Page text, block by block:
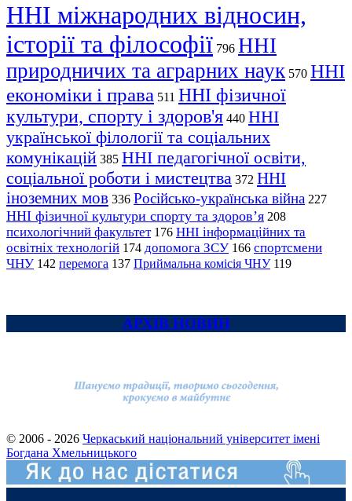
ННІ міжнародних відносин,
історії та філософії 796 ННІ
природничих та аграрних наук 570 ННІ
економіки і права 511 ННІ фізичної
культури, спорту і здоров'я 440 ННІ
української філології та соціальних
комунікацій 385 ННІ педагогічної освіти,
соціальної роботи і мистецтва 372 ННІ
іноземних мов 336 Російсько-українська війна 227
ННІ фізичної культури спорту та здоров’я 208
психологічний факультет 176 ННІ інформаційних та
освітніх технологій 174 допомога ЗСУ 166 спортсмени
ЧНУ 142 перемога 137 Приймальна комісія ЧНУ 119
АРХІВ НОВИН
© 2006 - 2026 Черкаський національний університет імені
Богдана Хмельницького